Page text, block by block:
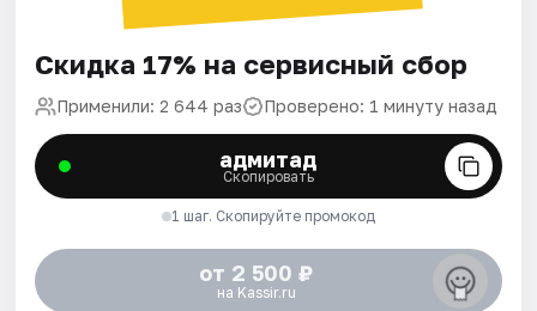
Скидка 17% на сервисный сбор
Применили: 2 644 раз Проверено: 1 минуту назад
адмитад
Скопировать
1 шаг. Скопируйте промокод
от 2 500 ₽
на Kassir.ru